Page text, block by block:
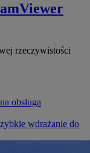
rzeczywistości
obsługa
wdrażanie do